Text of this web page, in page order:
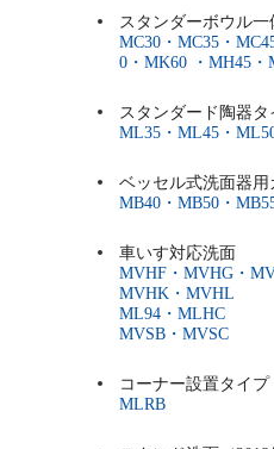
スタンダーボウル一
MC30・MC35・
0・MK60 ・MH45・
スタンダード陶器タ
ML35・ML45・
ベッセル式洗面器用
MB40・MB50・
車いす対応洗面
MVHF・MVHG・
MVHK・MVHL
ML94・MLHC
MVSB・MVSC
コーナー設置タイプ
MLRB